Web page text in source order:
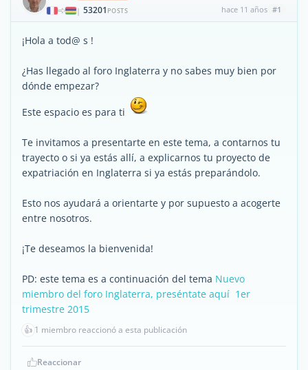
| 53201 POSTS hace 11 años #1
¡Hola a tod@ s !
¿Has llegado al foro Inglaterra y no sabes muy bien por
dónde empezar?
Este espacio es para ti
Te invitamos a presentarte en este tema, a contarnos tu
trayecto o si ya estás allí, a explicarnos tu proyecto de
expatriación en Inglaterra si ya estás preparándolo.
Esto nos ayudará a orientarte y por supuesto a acogerte
entre nosotros.
¡Te deseamos la bienvenida!
PD: este tema es a continuación del tema Nuevo
miembro del foro Inglaterra, preséntate aquí  1er
trimestre 2015
👍 1 miembro reaccionó a esta publicación
Reaccionar